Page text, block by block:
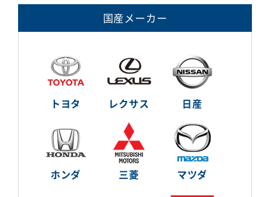
国産メーカー
トヨタ レクサス 日産
ホンダ 三菱 マツダ